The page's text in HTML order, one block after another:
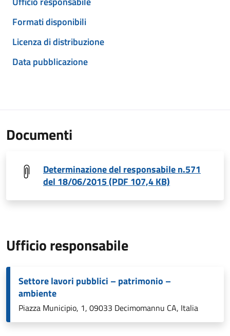
Formati disponibili
Licenza di distribuzione
Data pubblicazione
Documenti
Determinazione del responsabile n.571
del 18/06/2015 (PDF 107,4 KB)
Ufficio responsabile
Settore lavori pubblici – patrimonio –
ambiente
Piazza Municipio, 1, 09033 Decimomannu CA, Italia